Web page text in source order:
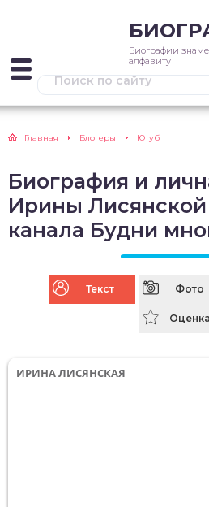
Биографии
алфавиту
Главная Блогеры Ютуб
Биография и
Ирины
канала Будни
Текст Фото
Оценка
ИРИНА ЛИСЯНСКАЯ